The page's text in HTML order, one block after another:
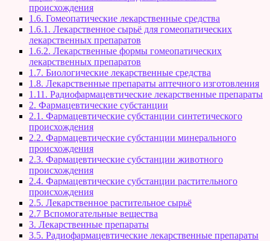
происхождения
1.6. Гомеопатические лекарственные средства
1.6.1. Лекарственное сырьё для гомеопатических
лекарственных препаратов
1.6.2. Лекарственные формы гомеопатических
лекарственных препаратов
1.7. Биологические лекарственные средства
1.8. Лекарственные препараты аптечного изготовления
1.11. Радиофармацевтические лекарственные препараты
2. Фармацевтические субстанции
2.1. Фармацевтические субстанции синтетического
происхождения
2.2. Фармацевтические субстанции минерального
происхождения
2.3. Фармацевтические субстанции животного
происхождения
2.4. Фармацевтические субстанции растительного
происхождения
2.5. Лекарственное растительное сырьё
2.7 Вспомогательные вещества
3. Лекарственные препараты
3.5. Радиофармацевтические лекарственные препараты